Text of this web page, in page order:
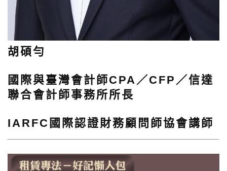
胡碩勻
國際與臺灣會計師CPA／CFP／信達
聯合會計師事務所所長
IARFC國際認證財務顧問師協會講師